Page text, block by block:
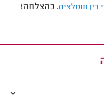
דין מומלצים. בהצלחה!